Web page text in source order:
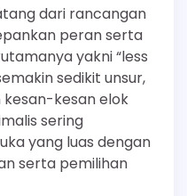
dari rancangan
peran serta
yakni “less
sedikit unsur,
kesan elok
sering
yang luas dengan
serta pemilihan